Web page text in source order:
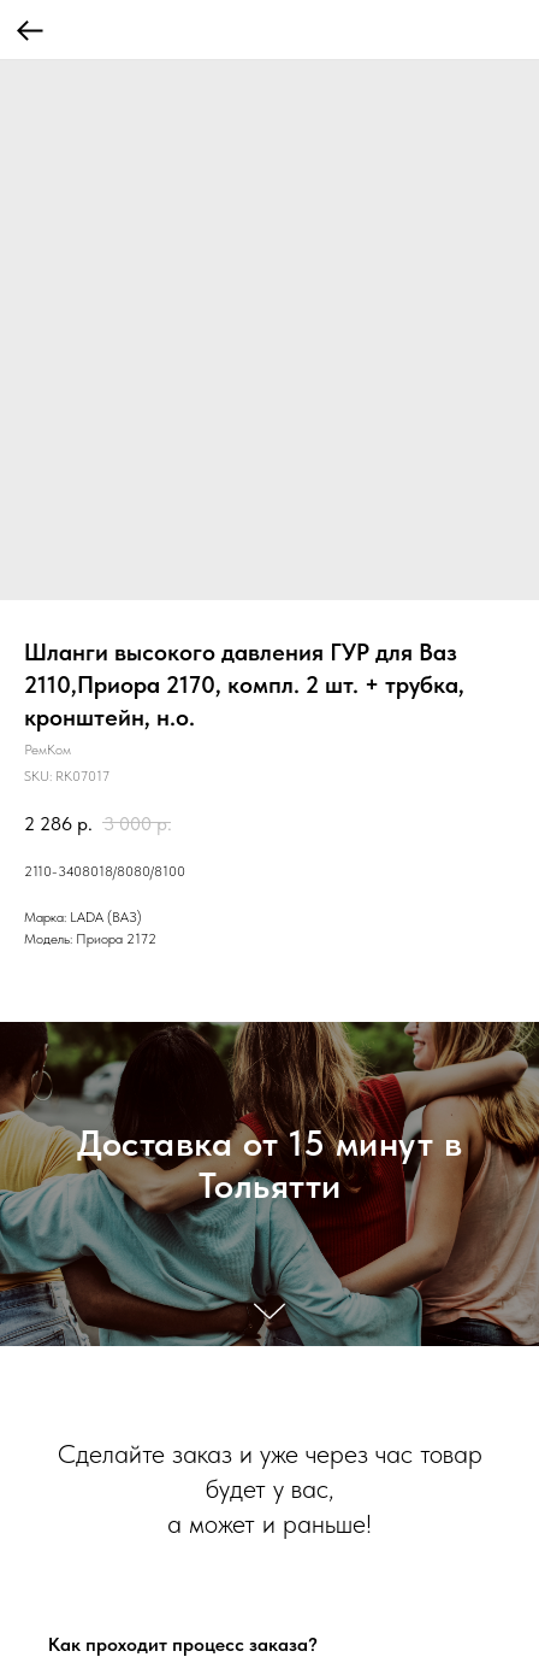
Шланги высокого давления ГУР для Ваз
2110,Приора 2170, компл. 2 шт. + трубка,
кронштейн, н.о.
РемКом
SKU: RK07017
2 286 р. 3 000 р.
2110-3408018/8080/8100
Марка: LADA (ВАЗ)
Модель: Приора 2172
Доставка от 15 минут в
Тольятти
Сделайте заказ и уже через час товар
будет у вас,
а может и раньше!
Как проходит процесс заказа?